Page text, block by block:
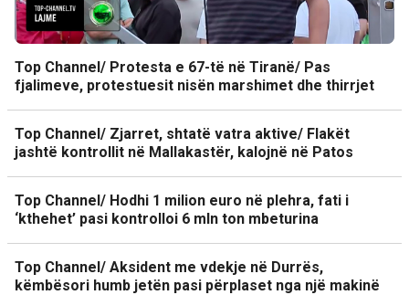
Top Channel/ Protesta e 67-të në Tiranë/ Pas
fjalimeve, protestuesit nisën marshimet dhe thirrjet
Top Channel/ Zjarret, shtatë vatra aktive/ Flakët
jashtë kontrollit në Mallakastër, kalojnë në Patos
Top Channel/ Hodhi 1 milion euro në plehra, fati i
‘kthehet’ pasi kontrolloi 6 mln ton mbeturina
Top Channel/ Aksident me vdekje në Durrës,
këmbësori humb jetën pasi përplaset nga një makinë